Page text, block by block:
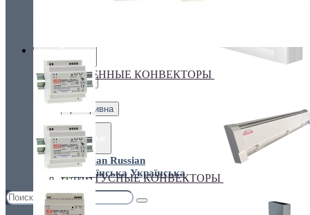
€ Euro
грн. Гривна
Язык
Russian
Українська
НАСТЕННЫЕ КОНВЕКТОРЫ
ПЛИНТУСНЫЕ КОНВЕКТОРЫ